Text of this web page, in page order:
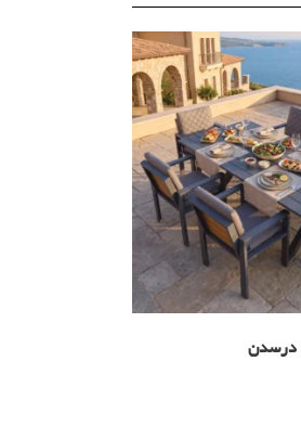
درسدن